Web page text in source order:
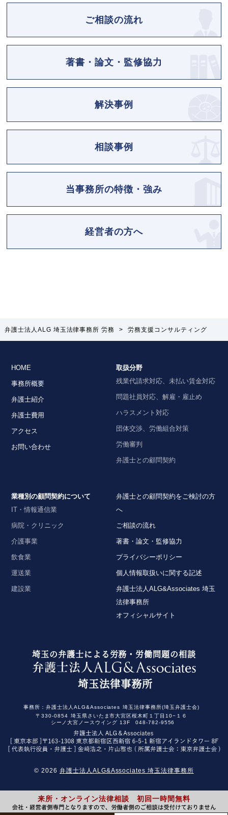
ご相談の流れ
著書・論文・監修協力
解決事例
相談事例
当事務所の特徴・強み
経営者の方へ
来所・オンライン法律相談 初回一時間無料
弁護士法人ALG 埼玉法律事務所 労務 > 労務支援コンサルティング
HOME
事務所概要
弁護士紹介
弁護士費用
アクセス
お問い合わせ
取扱分野
残業代請求対応、未払い賃金対応
問題社員対応、解雇・雇止め
ハラスメント対応
団体交渉、労働組合対策
労働審判
弁護士との顧問契約
業種別の顧問契約について
IT・情報通信業
病院・クリニック
介護事業
飲食業
運送業
建設業
弁護士との顧問契約をご検討の方
へ
ご相談の流れ
著書・論文・監修協力
プライバシーポリシー
個人情報取扱いに関する記述
弁護士法人ALG&Associates 埼玉
法律事務所
オフィシャルサイト
埼玉の弁護士による労務・労働問題の相談
埼玉法律事務所
事務所：弁護士法人ALG&Associates 埼玉法律事務所(埼玉弁護士会)
〒330-0854 埼玉県さいたま市大宮区桜木町１丁目10−１６
シーノ大宮ノースウイング 13F
048-782-9556
© 2026 弁護士法人ALG&Associates 埼玉法律事務所